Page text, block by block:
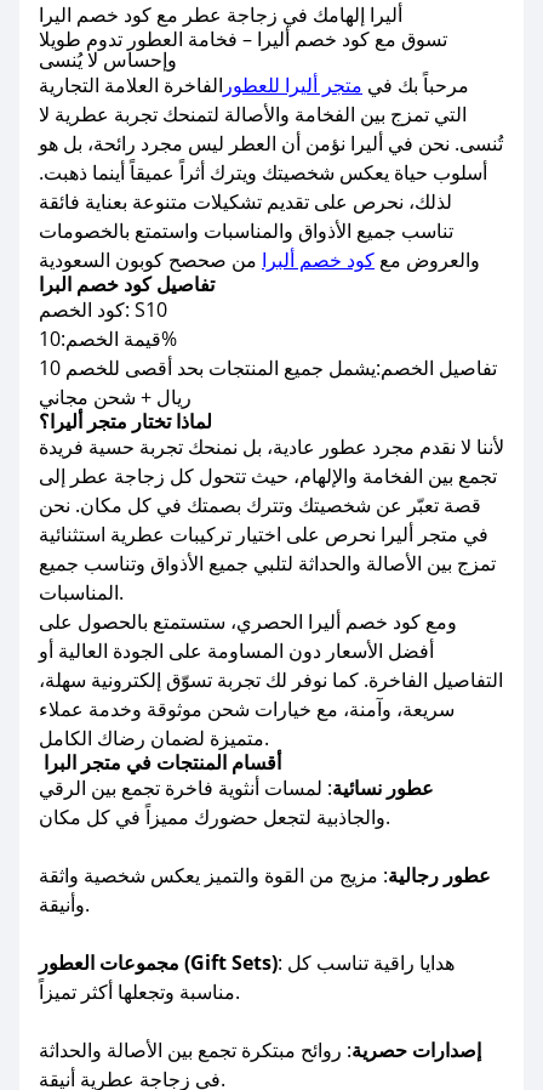
أليرا إلهامك في زجاجة عطر مع كود خصم اليرا
تسوق مع كود خصم أليرا – فخامة العطور تدوم طويلا
وإحساس لا يُنسى
مرحباً بك في متجر أليرا للعطور الفاخرة العلامة التجارية
التي تمزج بين الفخامة والأصالة لتمنحك تجربة عطرية لا
تُنسى. نحن في أليرا نؤمن أن العطر ليس مجرد رائحة، بل هو
أسلوب حياة يعكس شخصيتك ويترك أثراً عميقاً أينما ذهبت.
لذلك، نحرص على تقديم تشكيلات متنوعة بعناية فائقة
تناسب جميع الأذواق والمناسبات واستمتع بالخصومات
والعروض مع كود خصم ألبرا من صحصح كوبون السعودية
تفاصيل كود خصم البرا
كود الخصم: S10
قيمة الخصم:10%
تفاصيل الخصم:يشمل جميع المنتجات بحد أقصى للخصم 10
ريال + شحن مجاني
لماذا تختار متجر أليرا؟
لأننا لا نقدم مجرد عطور عادية، بل نمنحك تجربة حسية فريدة
تجمع بين الفخامة والإلهام، حيث تتحول كل زجاجة عطر إلى
قصة تعبّر عن شخصيتك وتترك بصمتك في كل مكان. نحن
في متجر أليرا نحرص على اختيار تركيبات عطرية استثنائية
تمزج بين الأصالة والحداثة لتلبي جميع الأذواق وتناسب جميع
المناسبات.
ومع كود خصم أليرا الحصري، ستستمتع بالحصول على
أفضل الأسعار دون المساومة على الجودة العالية أو
التفاصيل الفاخرة. كما نوفر لك تجربة تسوّق إلكترونية سهلة،
سريعة، وآمنة، مع خيارات شحن موثوقة وخدمة عملاء
متميزة لضمان رضاك الكامل.
أقسام المنتجات في متجر البرا
عطور نسائية: لمسات أنثوية فاخرة تجمع بين الرقي
والجاذبية لتجعل حضورك مميزاً في كل مكان.
عطور رجالية: مزيج من القوة والتميز يعكس شخصية واثقة
وأنيقة.
مجموعات العطور (Gift Sets): هدايا راقية تناسب كل
مناسبة وتجعلها أكثر تميزاً.
إصدارات حصرية: روائح مبتكرة تجمع بين الأصالة والحداثة
في زجاجة عطرية أنيقة.